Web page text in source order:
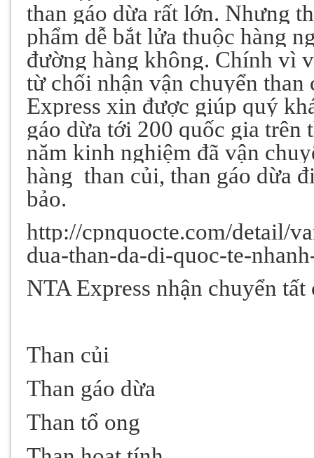
than gáo dừa rất lớn. Nhưng
phẩm dễ bắt lửa thuộc hàng
đường hàng không. Chính vì
từ chối nhận vận chuyển than
Express xin được giúp quý
gáo dừa tới 200 quốc gia trên
năm kinh nghiệm đã vận
hàng than củi, than gáo dừa
bảo.
http://cpnquocte.com/detail/
dua-than-da-di-quoc-te-
NTA Express nhận chuyển tất
Than củi
Than gáo dừa
Than tổ ong